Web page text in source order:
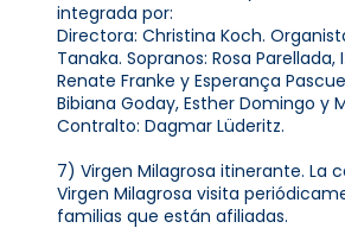
integrada por:
Directora: Christina Koch.
Tanaka. Sopranos: Rosa Parellada,
Renate Franke y Esperança
Bibiana Goday, Esther Domingo y
Contralto: Dagmar Lüderitz.
7) Virgen Milagrosa itinerante. La
Virgen Milagrosa visita
familias que están afiliadas.